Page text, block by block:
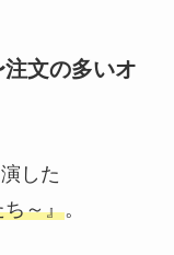
文の多いオ
した
ち～』。